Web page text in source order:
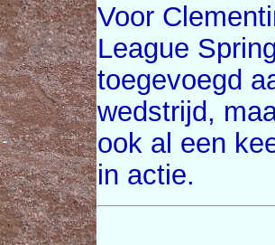
Voor
League
toegevoegd
wedstrijd,
ook al een
in actie.